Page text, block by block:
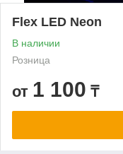
Flex LED Neon
В наличии
Розница
от 1 100 ₸